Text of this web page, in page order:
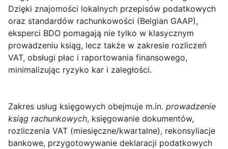
Dzięki znajomości lokalnych przepisów podatkowych
oraz standardów rachunkowości (Belgian GAAP),
eksperci BDO pomagają nie tylko w klasycznym
prowadzeniu ksiąg, lecz także w zakresie rozliczeń
VAT, obsługi płac i raportowania finansowego,
minimalizując ryzyko kar i zaległości.
Zakres usług księgowych obejmuje m.in. prowadzenie
ksiąg rachunkowych, księgowanie dokumentów,
rozliczenia VAT (miesięczne/kwartalne), rekonsyliacje
bankowe, przygotowywanie deklaracji podatkowych